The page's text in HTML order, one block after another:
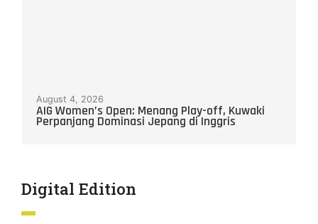
August 4, 2026
AIG Women’s Open: Menang Play-off, Kuwaki
Perpanjang Dominasi Jepang di Inggris
Digital Edition